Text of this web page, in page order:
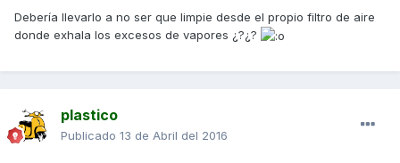
Debería llevarlo a no ser que limpie desde el propio filtro de aire
donde exhala los excesos de vapores ¿?¿?
plastico
Publicado 13 de Abril del 2016